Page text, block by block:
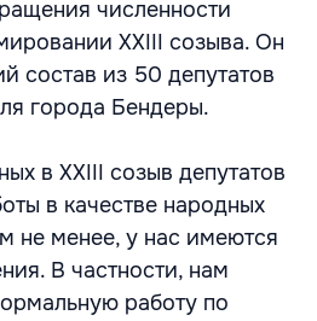
численности
XXIII созыва. Он
состав из 50 депутатов
города Бендеры.
в XXIII созыв депутатов
в качестве народных
не менее, у нас имеются
В частности, нам
работу по